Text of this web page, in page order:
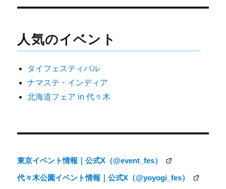
稿
ビ
ー
シ
人気のイベント
タイフェスティバル
ナマステ・インディア
北海道フェア in 代々木
東京イベント情報｜公式X（@event_fes）
代々木公園イベント情報｜公式X（@yoyogi_fes）